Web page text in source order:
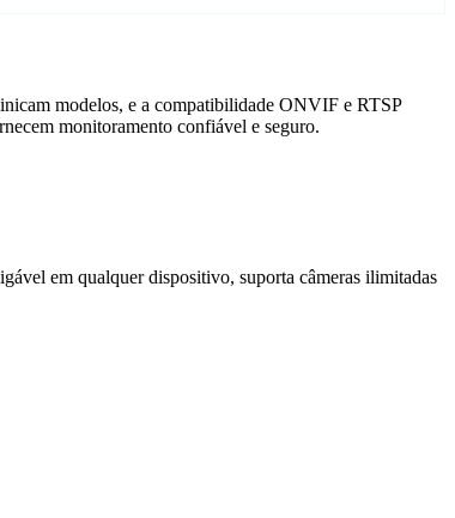
modelos, e a compatibilidade ONVIF e RTSP
monitoramento confiável e seguro.
em qualquer dispositivo, suporta câmeras ilimitadas